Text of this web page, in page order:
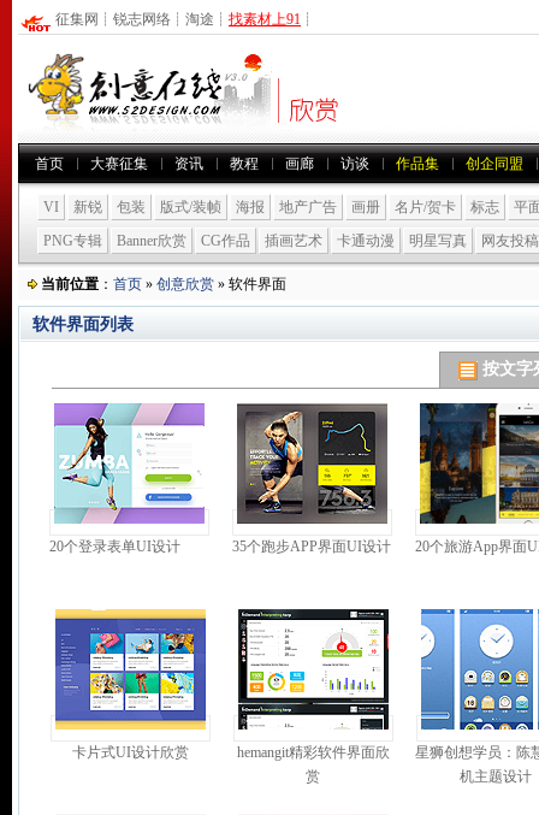
征集网 ┊ 锐志网络 ┊ 淘途 ┊ 找素材上91 ┊
首页 大赛征集 资讯 教程 画廊 访谈 作品集 创企同盟
VI 新锐 包装 版式/装帧 海报 地产广告 画册 名片/贺卡 标志
平
PNG专辑
Banner欣赏 CG作品 插画艺术 卡通动漫 明星写真 网友投稿
当前位置 ： 首页 » 创意欣赏 » 软件界面
软件界面列表
按文字
20个登录表单UI设计 35个跑步APP界面UI设计 20个旅游App界面
卡片式UI设计欣赏
hemangit精彩软件界面欣
赏
星狮创想学员：陈
机主题设计